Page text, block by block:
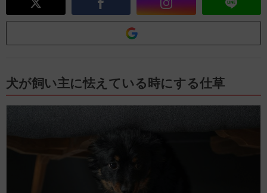
犬が飼い主に怯えている時にする仕草